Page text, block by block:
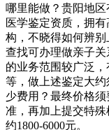
哪里能做？贵阳地
医学鉴定资质，拥
构，不晓得如何辨
查找可办理做亲子
的业务范围较广泛
等，做上述鉴定大
少费用？最终价格
准，再加上提交特
约1800-6000元。